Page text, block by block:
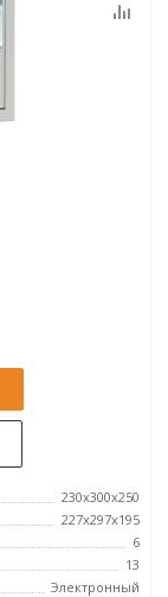
230x300x250
227x297x195
6
13
Электронный